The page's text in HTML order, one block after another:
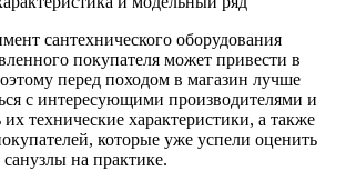
сантехнического оборудования
покупателя может привести в
перед походом в магазин лучше
с интересующими производителями и
технические характеристики, а также
которые уже успели оценить
на практике.